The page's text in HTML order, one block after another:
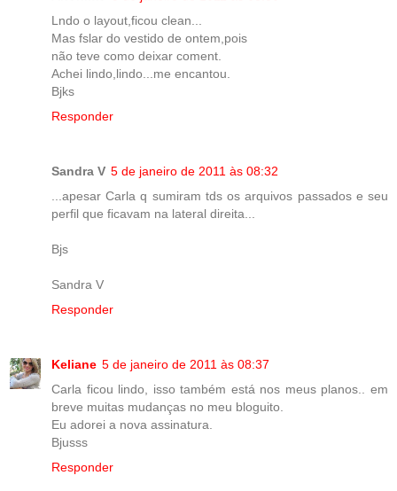
Lndo o layout,ficou clean...
Mas fslar do vestido de ontem,pois
não teve como deixar coment.
Achei lindo,lindo...me encantou.
Bjks
Responder
Sandra V 5 de janeiro de 2011 às 08:32
...apesar Carla q sumiram tds os arquivos passados e seu
perfil que ficavam na lateral direita...
Bjs
Sandra V
Responder
Keliane 5 de janeiro de 2011 às 08:37
Carla ficou lindo, isso também está nos meus planos.. em
breve muitas mudanças no meu bloguito.
Eu adorei a nova assinatura.
Bjusss
Responder